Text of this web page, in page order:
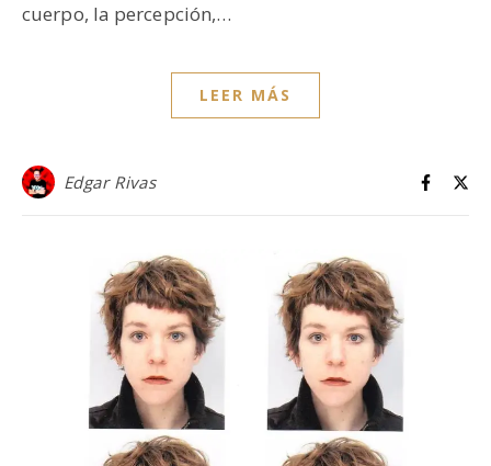
cuerpo, la percepción,…
LEER MÁS
Edgar Rivas